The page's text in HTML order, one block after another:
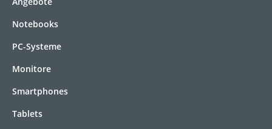
Notebooks
PC-Systeme
Monitore
Smartphones
Tablets